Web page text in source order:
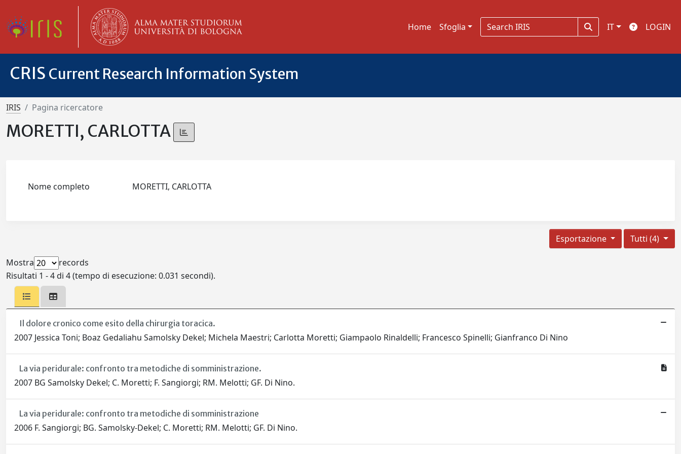
Home Sfoglia IT LOGIN
CRIS Current Research Information System
IRIS Pagina ricercatore
MORETTI, CARLOTTA
Nome completo MORETTI, CARLOTTA
Tutti (4)
Esportazione
Mostra
records
Risultati 1 - 4 di 4 (tempo di esecuzione: 0.031 secondi).
Il dolore cronico come esito della chirurgia toracica.
2007 Jessica Toni; Boaz Gedaliahu Samolsky Dekel; Michela Maestri; Carlotta Moretti; Giampaolo Rinaldelli; Francesco Spinelli; Gianfranco Di Nino
La via peridurale: confronto tra metodiche di somministrazione.
2007 BG Samolsky Dekel; C. Moretti; F. Sangiorgi; RM. Melotti; GF. Di Nino.
La via peridurale: confronto tra metodiche di somministrazione
2006 F. Sangiorgi; BG. Samolsky-Dekel; C. Moretti; RM. Melotti; GF. Di Nino.